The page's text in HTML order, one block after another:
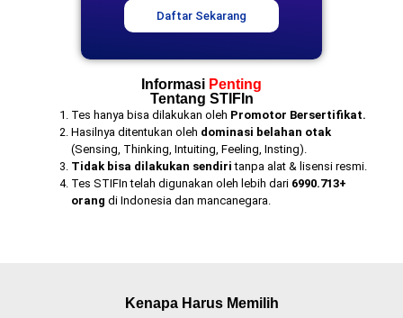
Daftar Sekarang
Informasi Penting
Tentang STIFIn
Tes hanya bisa dilakukan oleh Promotor Bersertifikat.
Hasilnya ditentukan oleh dominasi belahan otak
(Sensing, Thinking, Intuiting, Feeling, Insting).
Tidak bisa dilakukan sendiri tanpa alat & lisensi resmi.
Tes STIFIn telah digunakan oleh lebih dari 6990.713+
orang di Indonesia dan mancanegara.
Kenapa Harus Memilih